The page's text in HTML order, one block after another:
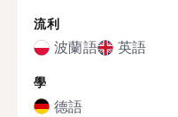
流利
波蘭語 英語
學
德語